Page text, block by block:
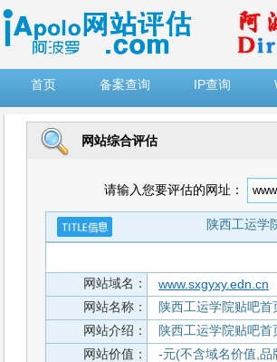
首页
备案查询 IP查询
网站综合评估
请输入您要评估的网址：
陕西工运学
网站域名：
www.sxgyxy.edn.cn
网站名称：
陕西工运学院贴吧
网站介绍：
陕西工运学院贴吧
网站价值：
-元(不含域名价值,品